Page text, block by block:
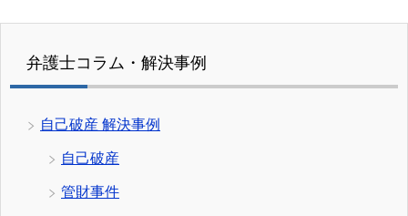
弁護士コラム・解決事例
自己破産 解決事例
自己破産
管財事件